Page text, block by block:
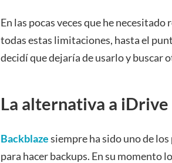
En las pocas veces que he
todas estas limitaciones, hasta el
decidí que dejaría de usarlo y buscar
La alternativa a iDrive
Backblazesiempre ha sido uno de
para hacer backups. En su momento